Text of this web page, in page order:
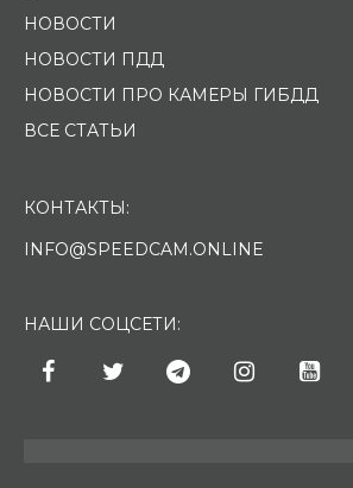
НОВОСТИ
НОВОСТИ ПДД
НОВОСТИ ПРО КАМЕРЫ ГИБДД
ВСЕ СТАТЬИ
КОНТАКТЫ:
INFO@SPEEDCAM.ONLINE
НАШИ СОЦСЕТИ: